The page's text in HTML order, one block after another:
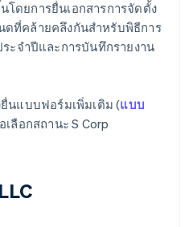
โดยการยื่นเอกสารการจัดตั้ง
ที่คล้ายคลึงกันสำหรับพิธีการ
ะจำปีและการบันทึกรายงาน
ยื่นแบบฟอร์มเพิ่มเติม (แบบ
เลือกสถานะ S Corp